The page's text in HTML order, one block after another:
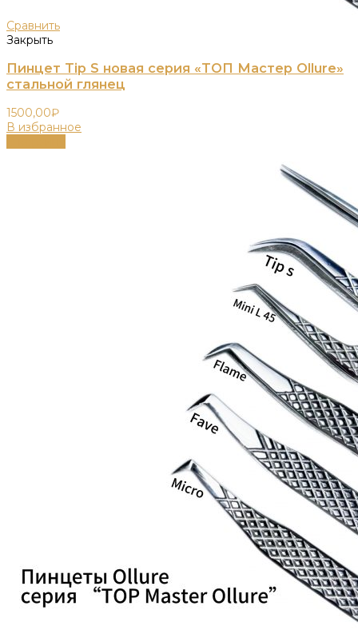
Сравнить
Закрыть
Пинцет Tip S новая серия «ТОП Мастер Ollure»
стальной глянец
1500,00₽
В избранное